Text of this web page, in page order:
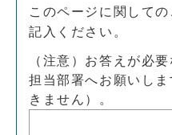
このページに関して
記入ください。
（注意）お答えが必
担当部署へお願いし
きません）。